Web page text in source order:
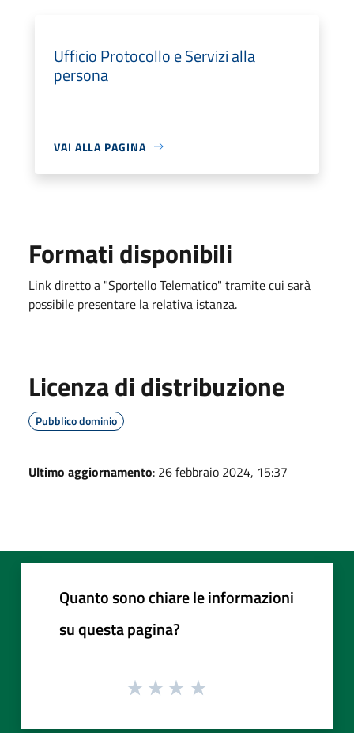
Ufficio Protocollo e Servizi alla
persona
VAI ALLA PAGINA
Formati disponibili
Link diretto a "Sportello Telematico" tramite cui sarà
possibile presentare la relativa istanza.
Licenza di distribuzione
Pubblico dominio
Ultimo aggiornamento: 26 febbraio 2024, 15:37
Quanto sono chiare le informazioni
su questa pagina?